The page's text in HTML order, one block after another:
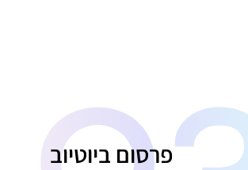
פרסום ביוטיוב